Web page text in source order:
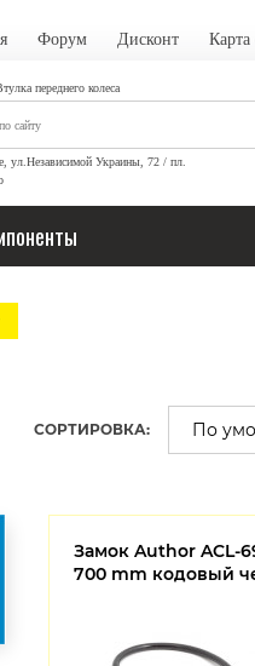
Форум Дисконт Карта
переднего колеса
ул.Независимой Украины, 72 / пл.
СОРТИРОВКА:
Замок Author ACL-
700 mm кодовый